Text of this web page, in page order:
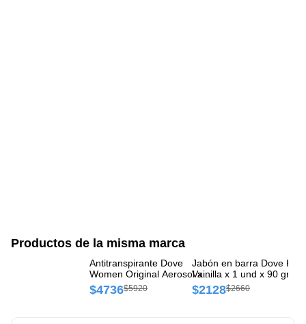
Productos de la misma marca
Antitranspirante Dove
Women Original Aerosol x
87 g
$4736$5920
Jabón en barra Dove
Vainilla x 1 und x 90 gr
$2128$2660